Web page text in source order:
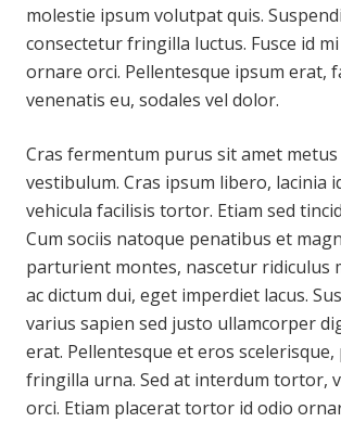
molestie ipsum volutpat quis.
consectetur fringilla luctus. Fusce id
ornare orci. Pellentesque ipsum erat,
venenatis eu, sodales vel dolor.
Cras fermentum purus sit amet
vestibulum. Cras ipsum libero, lacinia
vehicula facilisis tortor. Etiam sed
Cum sociis natoque penatibus et
parturient montes, nascetur ridiculus
ac dictum dui, eget imperdiet lacus.
varius sapien sed justo ullamcorper
erat. Pellentesque et eros
fringilla urna. Sed at interdum tortor,
orci. Etiam placerat tortor id odio